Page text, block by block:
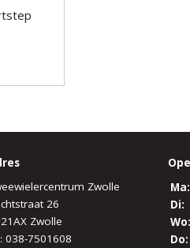
Zwolle
26
Zwolle
038-7501608
Ma:
Di:
Wo:
Do: